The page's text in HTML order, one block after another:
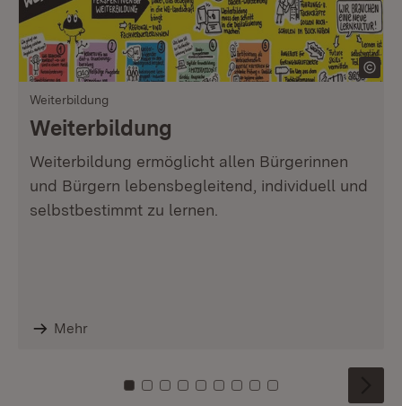
Weiterbildung
Weiterbildung
Weiterbildung ermöglicht allen Bürgerinnen
und Bürgern lebensbegleitend, individuell und
selbstbestimmt zu lernen.
Mehr
Zu Kachel: 0
Zu Kachel: 1
Zu Kachel: 2
Zu Kachel: 3
Zu Kachel: 4
Zu Kachel: 5
Zu Kachel: 6
Zu Kachel: 7
Zu Kachel: 8